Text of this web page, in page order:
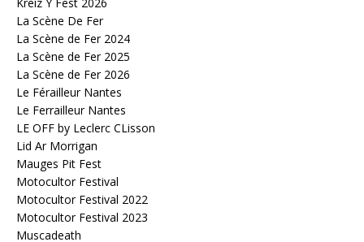
La Scène De Fer
La Scène de Fer 2024
La Scène de Fer 2025
La Scène de Fer 2026
Le Férailleur Nantes
Le Ferrailleur Nantes
LE OFF by Leclerc CLisson
Lid Ar Morrigan
Mauges Pit Fest
Motocultor Festival
Motocultor Festival 2022
Motocultor Festival 2023
Muscadeath